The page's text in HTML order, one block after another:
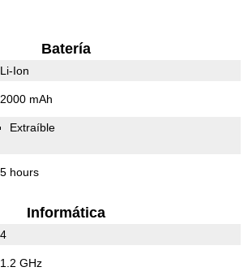
Batería
Li-Ion
2000 mAh
Extraíble
5 hours
Informática
4
1.2 GHz